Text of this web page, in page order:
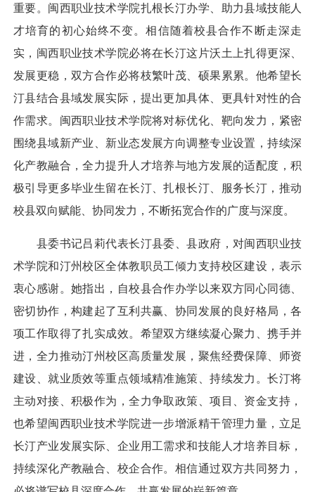
重要。闽西职业技术学院扎根长汀办学、助力县域技能人
才培育的初心始终不变。相信随着校县合作不断走深走
实，闽西职业技术学院必将在长汀这片沃土上扎得更深、
发展更稳，双方合作必将枝繁叶茂、硕果累累。他希望长
汀县结合县域发展实际，提出更加具体、更具针对性的合
作需求。闽西职业技术学院将对标优化、靶向发力，紧密
围绕县域新产业、新业态发展方向调整专业设置，持续深
化产教融合，全力提升人才培养与地方发展的适配度，积
极引导更多毕业生留在长汀、扎根长汀、服务长汀，推动
校县双向赋能、协同发力，不断拓宽合作的广度与深度。
县委书记吕莉代表长汀县委、县政府，对闽西职业技
术学院和汀州校区全体教职员工倾力支持校区建设，表示
衷心感谢。她指出，自校县合作办学以来双方同心同德、
密切协作，构建起了互利共赢、协同发展的良好格局，各
项工作取得了扎实成效。希望双方继续凝心聚力、携手并
进，全力推动汀州校区高质量发展，聚焦经费保障、师资
建设、就业质效等重点领域精准施策、持续发力。长汀将
主动对接、积极作为，全力争取政策、项目、资金支持，
也希望闽西职业技术学院进一步增派精干管理力量，立足
长汀产业发展实际、企业用工需求和技能人才培养目标，
持续深化产教融合、校企合作。相信通过双方共同努力，